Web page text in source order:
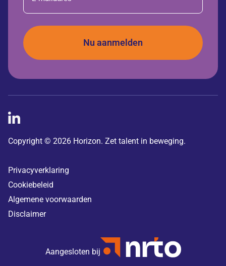
Copyright © 2026 Horizon. Zet talent in beweging.
Privacyverklaring
Cookiebeleid
Algemene voorwaarden
Disclaimer
Aangesloten bij